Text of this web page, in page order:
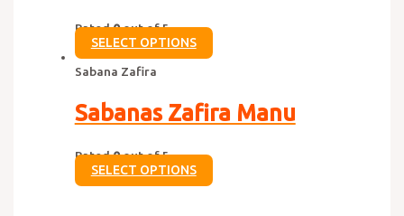
Rated0out of 5
SELECT OPTIONS
Sabana Zafira
Sabanas Zafira Manu
Rated0out of 5
SELECT OPTIONS